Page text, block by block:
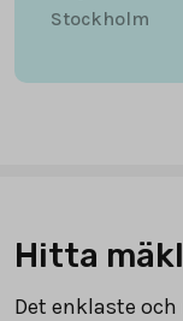
Stockholm
Hitta
Det enklaste